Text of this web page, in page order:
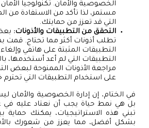
الخصوصية والأمان. تكنولوجيا
مستمر، لذا تأكد من الاستفادة من
التي قد تعزز من حمايتك.
التحقق من التطبيقات والأذونات:
تطلب أذونات أكثر مما تحتاج. قمت
التطبيقات المثبتة على هاتفي
التطبيقات التي لم أعد أستخدمها،
مراجعة الأذونات الممنوحة لبعض
على استخدام التطبيقات التي
في الختام، إن إدارة الخصوصية
بل هي نمط حياة يجب أن نعتاد عليه في
تبني هذه الاستراتيجيات، يمكنك حماية
بشكل أفضل، مما يعزز من شعورك